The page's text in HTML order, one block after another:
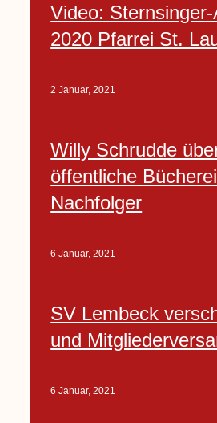
Video:
2020 Pfarrei St.
2 Januar, 2021
Willy Schrudde
öffentliche
Nachfolger
6 Januar, 2021
SV Lembeck
und
6 Januar, 2021